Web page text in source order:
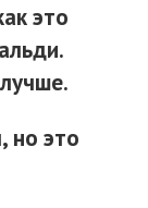
это
но это